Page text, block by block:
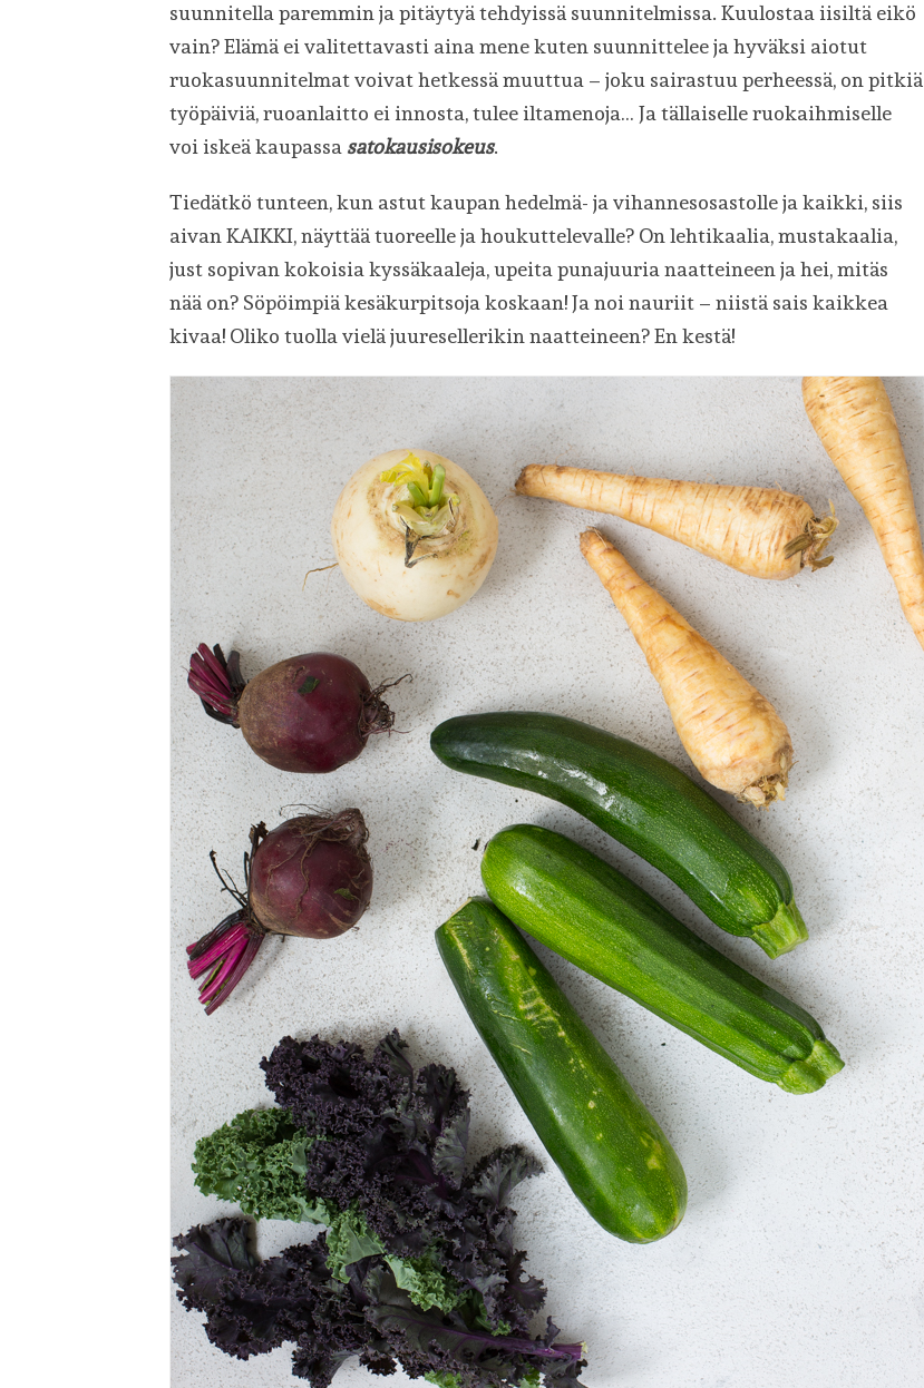
suunnitella paremmin ja pitäytyä tehdyissä suunnitelmissa. Kuulostaa iisiltä eikö
vain? Elämä ei valitettavasti aina mene kuten suunnittelee ja hyväksi aiotut
ruokasuunnitelmat voivat hetkessä muuttua – joku sairastuu perheessä, on pitkiä
työpäiviä, ruoanlaitto ei innosta, tulee iltamenoja… Ja tällaiselle ruokaihmiselle
voi iskeä kaupassa satokausisokeus.
Tiedätkö tunteen, kun astut kaupan hedelmä- ja vihannesosastolle ja kaikki, siis
aivan KAIKKI, näyttää tuoreelle ja houkuttelevalle? On lehtikaalia, mustakaalia,
just sopivan kokoisia kyssäkaaleja, upeita punajuuria naatteineen ja hei, mitäs
nää on? Söpöimpiä kesäkurpitsoja koskaan! Ja noi nauriit – niistä sais kaikkea
kivaa! Oliko tuolla vielä juuresellerikin naatteineen? En kestä!